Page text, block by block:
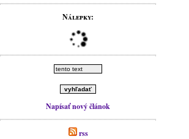
Nálepky:
Napísať nový článok
rss